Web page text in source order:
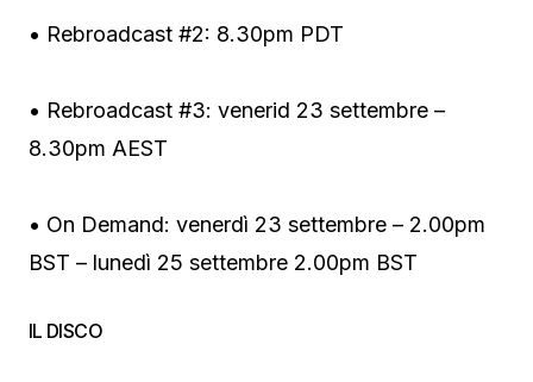
• Rebroadcast #2: 8.30pm PDT
• Rebroadcast #3: venerid 23 settembre –
8.30pm AEST
• On Demand: venerdì 23 settembre – 2.00pm
BST – lunedì 25 settembre 2.00pm BST
IL DISCO